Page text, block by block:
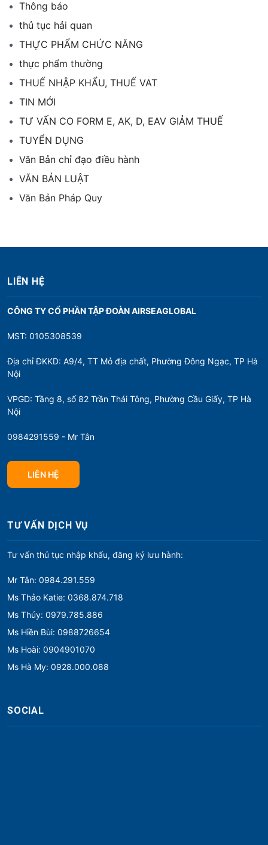
Thông báo
thủ tục hải quan
THỰC PHẨM CHỨC NĂNG
thực phẩm thường
THUẾ NHẬP KHẨU, THUẾ VAT
TIN MỚI
TƯ VẤN CO FORM E, AK, D, EAV GIẢM THUẾ
TUYỂN DỤNG
Văn Bản chỉ đạo điều hành
VĂN BẢN LUẬT
Văn Bản Pháp Quy
LIÊN HỆ
CÔNG TY CỔ PHẦN TẬP ĐOÀN AIRSEAGLOBAL
MST: 0105308539
Địa chỉ ĐKKD: A9/4, TT Mỏ địa chất, Phường Đông Ngạc, TP Hà
Nội
VPGD: Tầng 8, số 82 Trần Thái Tông, Phường Cầu Giấy, TP Hà
Nội
0984291559 - Mr Tân
LIÊN HỆ
TƯ VẤN DỊCH VỤ
Tư vấn thủ tục nhập khẩu, đăng ký lưu hành:
Mr Tân: 0984.291.559
Ms Thảo Katie: 0368.874.718
Ms Thúy: 0979.785.886
Ms Hiền Bùi: 0988726654
Ms Hoài: 0904901070
Ms Hà My: 0928.000.088
SOCIAL